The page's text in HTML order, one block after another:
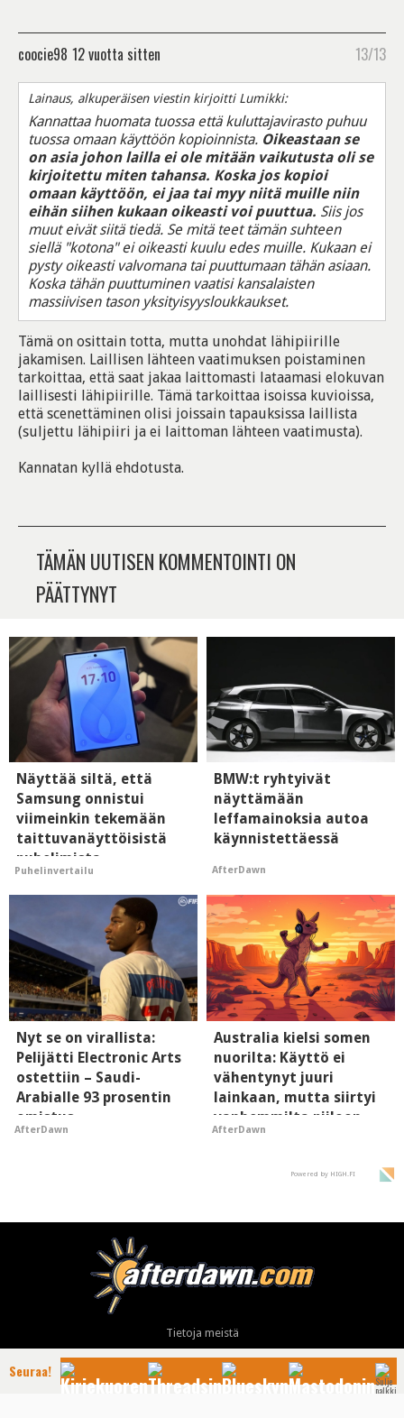
coocie98 12 vuotta sitten 13/13
Lainaus, alkuperäisen viestin kirjoitti Lumikki:
Kannattaa huomata tuossa että kuluttajavirasto puhuu
tuossa omaan käyttöön kopioinnista. Oikeastaan se
on asia johon lailla ei ole mitään vaikutusta oli se
kirjoitettu miten tahansa. Koska jos kopioi
omaan käyttöön, ei jaa tai myy niitä muille niin
eihän siihen kukaan oikeasti voi puuttua. Siis jos
muut eivät siitä tiedä. Se mitä teet tämän suhteen
siellä "kotona" ei oikeasti kuulu edes muille. Kukaan ei
pysty oikeasti valvomana tai puuttumaan tähän asiaan.
Koska tähän puuttuminen vaatisi kansalaisten
massiivisen tason yksityisyysloukkaukset.
Tämä on osittain totta, mutta unohdat lähipiirille
jakamisen. Laillisen lähteen vaatimuksen poistaminen
tarkoittaa, että saat jakaa laittomasti lataamasi elokuvan
laillisesti lähipiirille. Tämä tarkoittaa isoissa kuvioissa,
että scenettäminen olisi joissain tapauksissa laillista
(suljettu lähipiiri ja ei laittoman lähteen vaatimusta).
Kannatan kyllä ehdotusta.
TÄMÄN UUTISEN KOMMENTOINTI ON
PÄÄTTYNYT
Näyttää siltä, että
Samsung onnistui
viimeinkin tekemään
taittuvanäyttöisistä
puhelimista
supersuosittuja
Puhelinvertailu
BMW:t ryhtyivät
näyttämään
leffamainoksia autoa
käynnistettäessä
AfterDawn
Nyt se on virallista:
Pelijätti Electronic Arts
ostettiin – Saudi-
Arabialle 93 prosentin
omistus
AfterDawn
Australia kielsi somen
nuorilta: Käyttö ei
vähentynyt juuri
lainkaan, mutta siirtyi
vanhemmilta piiloon
AfterDawn
Powered by HIGH.FI
Tietoja meistä
Mainonta
Ota yhteyttä
Seuraa!